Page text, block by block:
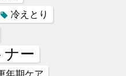
冷えとり
ナー
年期ケア